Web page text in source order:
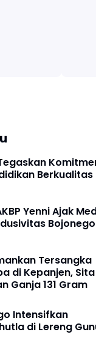
Berkualitas
Yenni Ajak
Tersangka
di Kepanjen, Sita
Ganja 131 Gram
Intensifkan
di Lereng